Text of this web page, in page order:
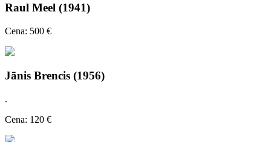
Raul Meel (1941)
Cena: 500 €
Jānis Brencis (1956)
.
Cena: 120 €